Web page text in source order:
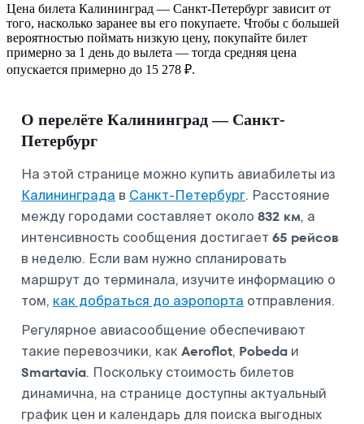
Цена билета Калининград — Санкт-Петербург зависит от
того, насколько заранее вы его покупаете. Чтобы с большей
вероятностью поймать низкую цену, покупайте билет
примерно за 1 день до вылета — тогда средняя цена
опускается примерно до 15 278 ₽.
О перелёте Калининград — Санкт-
Петербург
На этой странице можно купить авиабилеты из
Калининграда в Санкт-Петербург. Расстояние
между городами составляет около 832 км, а
интенсивность сообщения достигает 65 рейсов
в неделю. Если вам нужно спланировать
маршрут до терминала, изучите информацию о
том, как добраться до аэропорта отправления.
Регулярное авиасообщение обеспечивают
такие перевозчики, как Aeroflot, Pobeda и
Smartavia. Поскольку стоимость билетов
динамична, на странице доступны актуальный
график цен и календарь для поиска выгодных